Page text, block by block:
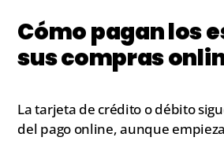
Cómo pagan los
sus compras
La tarjeta de crédito o débito
del pago online, aunque